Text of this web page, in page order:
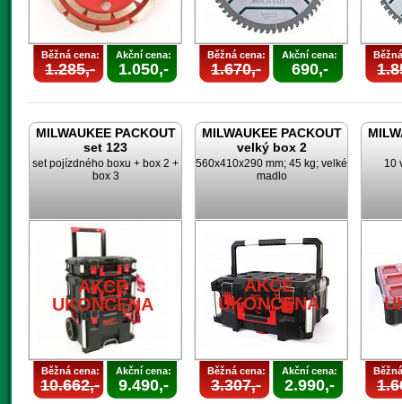
Běžná cena:
1.285,-
Akční cena:
1.050,-
Běžná cena:
1.670,-
Akční cena:
690,-
MILWAUKEE PACKOUT
set 123
set pojízdného boxu + box 2 +
box 3
AKCE
UKONČENA
Běžná cena:
10.662,-
Akční cena:
9.490,-
MILWAUKEE PACKOUT
velký box 2
560x410x290 mm; 45 kg; velké
madlo
AKCE
UKONČENA
Běžná cena:
3.307,-
Akční cena:
2.990,-
10